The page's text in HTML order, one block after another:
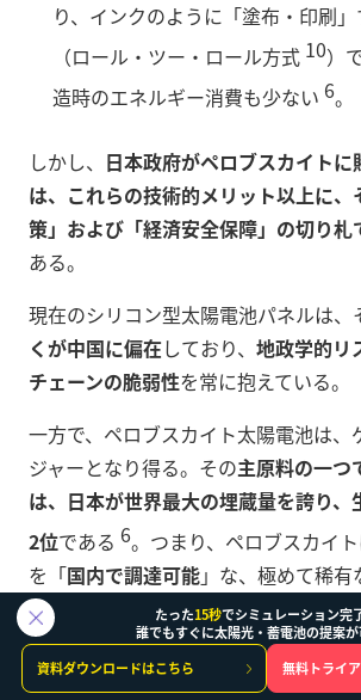
り、インクのように「塗布・印刷
（ロール・ツー・ロール方式 10）
造時のエネルギー消費も少ない 6。
しかし、 日本政府がペロブスカイト
は、これらの技術的メリット以上に、
策」および「経済安全保障」の切り札
ある。
現在のシリコン型太陽電池パネルは、
くが中国に偏在しており、 地政学的リ
チェーンの脆弱性を常に抱えている。
一方で、ペロブスカイト太陽電池は、
ジャーとなり得る。その主原料の一つ
は、日本が世界最大の埋蔵量を誇り、
2位である 6。つまり、ペロブスカイ
を「国内で調達可能」な、極めて稀有
ギー技術
」なのである。
この事実は、政策的な意味合いを根本
金をペロブスカイトの初期需要創出（
たった15秒でシミュレーション完
誰でもすぐに太陽光・蓄電池の提案が
資料ダウンロードはこちら
無料トライ